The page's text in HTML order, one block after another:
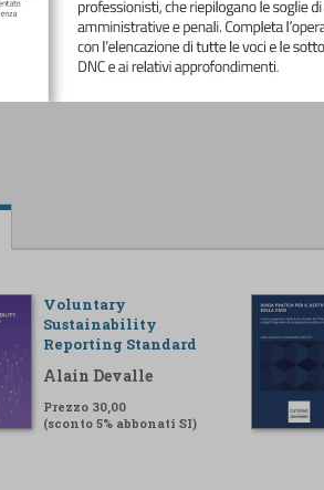
Voluntary
Sustainability
Reporting Standard
Alain Devalle
Prezzo 30,00
(sconto 5% abbonati SI)